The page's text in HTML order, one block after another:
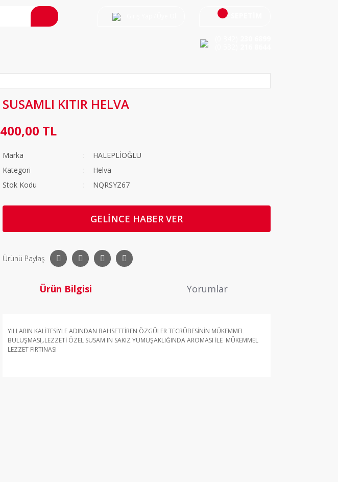
SUSAMLI KITIR HELVA
400,00 TL
Marka
HALEPLİOĞLU
Kategori
Helva
Stok Kodu
NQRSYZ67
GELİNCE HABER VER
Ürünü Paylaş
Ürün Bilgisi Yorumlar
YILLARIN KALİTESİYLE ADINDAN BAHSETTİREN ÖZGÜLER TECRÜBESİNİN MÜKEMMEL
BULUŞMASI,.LEZZETİ ÖZEL SUSAM IN SAKIZ YUMUŞAKLIĞINDA AROMASI İLE MÜKEMMEL
LEZZET FIRTINASI